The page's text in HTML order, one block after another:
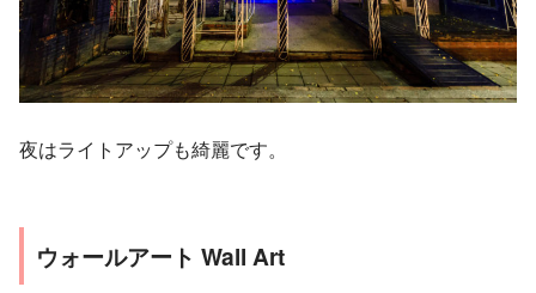
夜はライトアップも綺麗です。
ウォールアート Wall Art